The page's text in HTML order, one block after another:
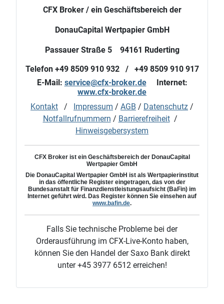
CFX Broker / ein Geschäftsbereich der
DonauCapital Wertpapier GmbH
Passauer Straße 5 94161 Ruderting
Telefon +49 8509 910 932 / +49 8509 910 917
E-Mail: service@cfx-broker.deInternet:
www.cfx-broker.de
Kontakt / Impressum / AGB / Datenschutz /
Notfallrufnummern / Barrierefreiheit/
Hinweisgebersystem
CFX Broker ist ein Geschäftsbereich der DonauCapital
Wertpapier GmbH
Die DonauCapital Wertpapier GmbH ist als Wertpapierinstitut
in das öffentliche Register eingetragen, das von der
Bundesanstalt für Finanzdienstleistungsaufsicht (BaFin) im
Internet geführt wird. Das Register können Sie einsehen auf
www.bafin.de.
Falls Sie technische Probleme bei der
Orderausführung im CFX-Live-Konto haben,
können Sie den Handel der Saxo Bank direkt
unter +45 3977 6512 erreichen!